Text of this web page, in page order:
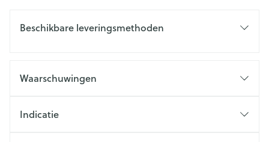
Beschikbare leveringsmethoden
Waarschuwingen
Indicatie